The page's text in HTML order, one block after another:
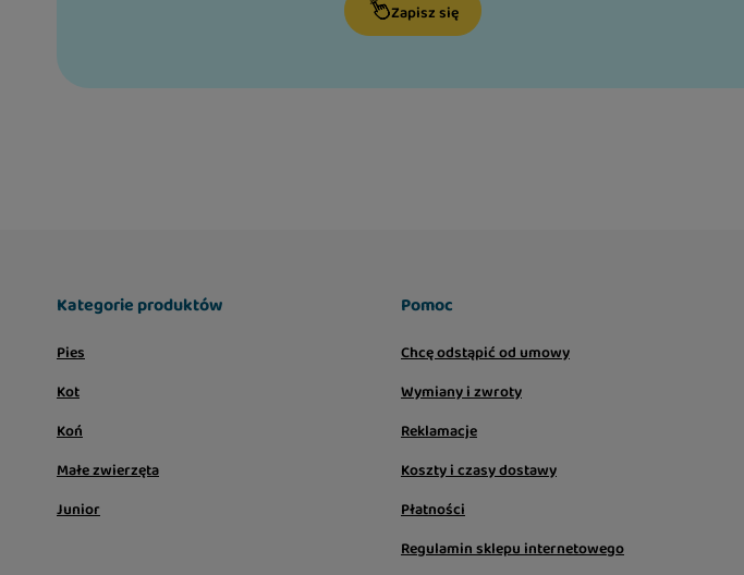
Zapisz się
Kategorie produktów
Pies
Kot
Koń
Małe zwierzęta
Junior
Pomoc
Chcę odstąpić od umowy
Wymiany i zwroty
Reklamacje
Koszty i czasy dostawy
Płatności
Regulamin sklepu internetowego